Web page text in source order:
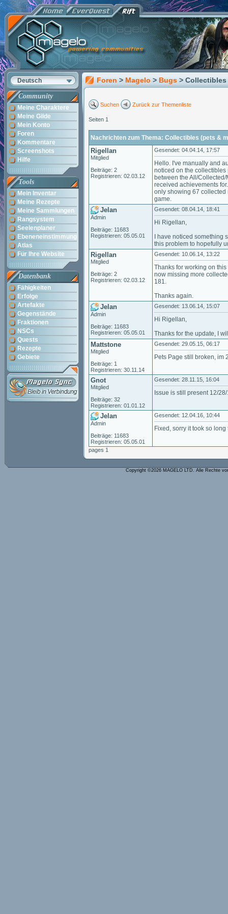
Deutsch
Community
Meine Charaktere
Meine Gilde
Mein Konto
Foren
Kommentare
Screenshots
Hilfe
Tools
Mein Inventar
Meine Rezepte
Meine Sammlungen
Rangsystem
Seelenplaner
Ebeneneinstimmung
Atlas
Für Ihre Website
Datenbank
Fähigkeiten
Erfolge
Artefakte
Gegenstände
Fraktionen
NSCs
Quests
Rezepte
Gebiete
Foren > Magelo > Bugs >
Suchen Zurück zur Themenliste
Seiten 1
Nachrichten zum Thema: Collectibles (pets &
Rigellan
Mitglied
Beiträge: 2
Registrieren: 02.03.12
Gesendet: 04.04.14, 17:57
Hello. I've manually and
noticed on the collectibles
between the All/
received achievements
only showing 67 collected
game.
Jelan
Admin
Beiträge: 11683
Registrieren: 05.05.01
Gesendet: 08.04.14, 18:41
Hi Rigellan,
I have noticed
this problem to hopefully
Rigellan
Mitglied
Beiträge: 2
Registrieren: 02.03.12
Gesendet: 10.06.14, 13:22
Thanks for working on
now missing more
181.
Thanks again.
Jelan
Admin
Beiträge: 11683
Registrieren: 05.05.01
Gesendet: 13.06.14, 15:07
Hi Rigellan,
Thanks for the update, I
Mattstone
Mitglied
Beiträge: 1
Registrieren: 30.11.14
Gesendet: 29.05.15, 06:17
Pets Page still broken, im
Gnot
Mitglied
Beiträge: 32
Registrieren: 01.01.12
Gesendet: 28.11.15, 16:04
Issue is still present 12/
Jelan
Admin
Beiträge: 11683
Registrieren: 05.05.01
Gesendet: 12.04.16, 10:44
Fixed, sorry it took so
pages 1
Copyright ©2026 MAGELO LTD. Alle Rechte